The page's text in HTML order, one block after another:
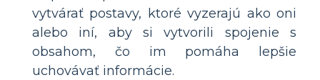
vytvárať postavy, ktoré vyzerajú ako oni
alebo iní, aby si vytvorili spojenie s
obsahom, čo im pomáha lepšie
uchovávať informácie.